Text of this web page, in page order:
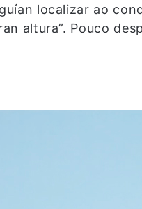
localizar ao
altura”. Pouco